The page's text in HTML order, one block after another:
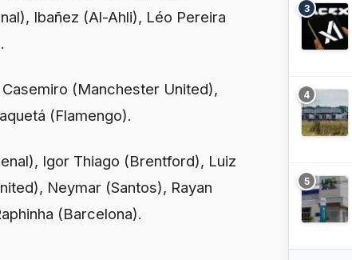
Ibañez (Al-Ahli), Léo Pereira
(Manchester United),
(Flamengo).
Igor Thiago (Brentford), Luiz
Neymar (Santos), Rayan
(Barcelona).
3
4
5